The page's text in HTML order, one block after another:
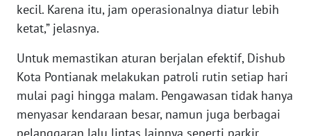
kecil. Karena itu, jam operasionalnya diatur lebih
ketat,” jelasnya.
Untuk memastikan aturan berjalan efektif, Dishub
Kota Pontianak melakukan patroli rutin setiap hari
mulai pagi hingga malam. Pengawasan tidak hanya
menyasar kendaraan besar, namun juga berbagai
pelanggaran lalu lintas lainnya seperti parkir
WN
NTB
WN
SULTENG
WN
SULBAR